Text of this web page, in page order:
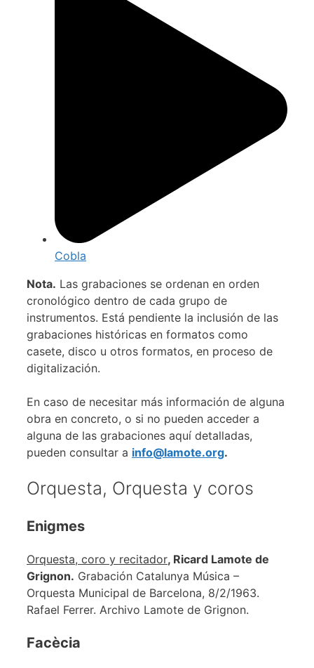
Cobla
Nota. Las grabaciones se ordenan en orden
cronológico dentro de cada grupo de
instrumentos. Está pendiente la inclusión de las
grabaciones históricas en formatos como
casete, disco u otros formatos, en proceso de
digitalización.
En caso de necesitar más información de alguna
obra en concreto, o si no pueden acceder a
alguna de las grabaciones aquí detalladas,
pueden consultar a info@lamote.org.
Orquesta, Orquesta y coros
Enigmes
Orquesta, coro y recitador, Ricard Lamote de
Grignon. Grabación Catalunya Música –
Orquesta Municipal de Barcelona, 8/2/1963.
Rafael Ferrer. Archivo Lamote de Grignon.
Facècia